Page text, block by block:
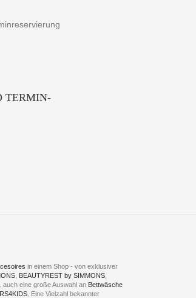
TERMIN-
in einem Shop - von exklusiver
BEAUTYREST by SIMMONS
auch eine große Auswahl an Bettwäsche
. Eine Vielzahl bekannter